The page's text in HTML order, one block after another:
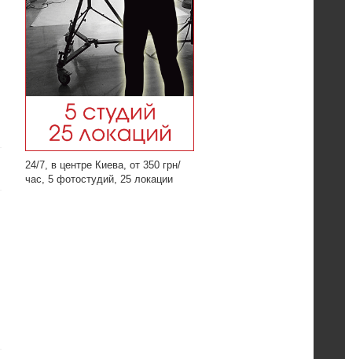
24/7, в центре Киева, от 350 грн/
час, 5 фотостудий, 25 локации